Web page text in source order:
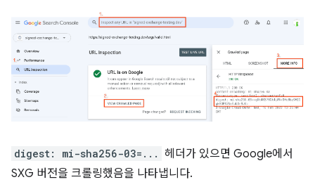
digest: mi-sha256-03=...
헤더가 있으면 Google에서
SXG 버전을 크롤링했음을 나타냅니다.